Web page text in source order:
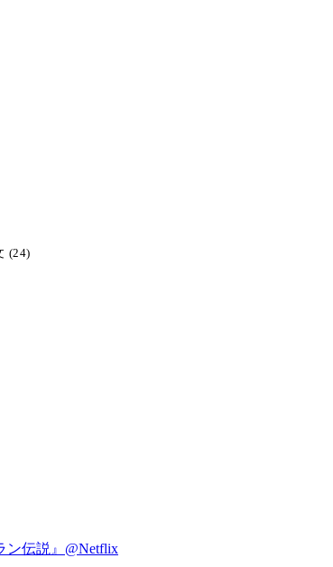
(24)
ン伝説』@Netflix